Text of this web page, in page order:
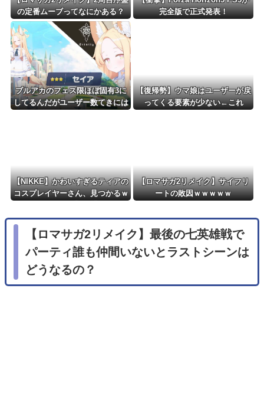
の定番ムーブってなにかある？
完全版で正式発表！
ブルアカのフェス限ほぼ固有3に
してるんだがユーザー数てきには
【復帰勢】ウマ娘はユーザーが戻
ってくる要素が少ない←これ
【NIKKE】かわいすぎるティアの
コスプレイヤーさん、見つかるｗ
【ロマサガ2リメイク】サイフリ
ートの敗因ｗｗｗｗｗ
【ロマサガ2リメイク】最後の七英雄戦で
パーティ誰も仲間いないとラストシーンは
どうなるの？